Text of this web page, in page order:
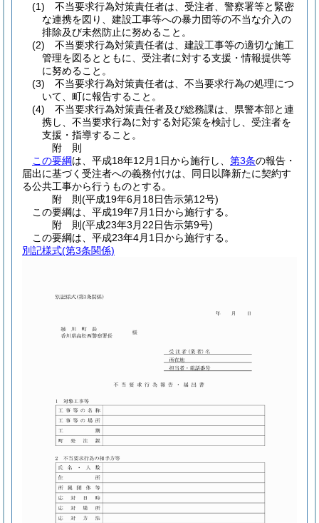
(1)
不当要求行為対策責任者は、受注者、警察署等と緊密
な連携を図り、建設工事等への暴力団等の不当な介入の
排除及び未然防止に努めること。
(2)
不当要求行為対策責任者は、建設工事等の適切な施工
管理を図るとともに、受注者に対する支援・情報提供等
に努めること。
(3)
不当要求行為対策責任者は、不当要求行為の処理につ
いて、町に報告すること。
(4)
不当要求行為対策責任者及び総務課は、県警本部と連
携し、不当要求行為に対する対応策を検討し、受注者を
支援・指導すること。
附 則
この要綱は、平成18年12月1日から施行し、 第3条の報告・
届出に基づく受注者への義務付けは、同日以降新たに契約す
る公共工事から行うものとする。
附 則(平成19年6月18日告示第12号)
この要綱は、平成19年7月1日から施行する。
附 則(平成23年3月22日告示第9号)
この要綱は、平成23年4月1日から施行する。
別記様式(第3条関係)